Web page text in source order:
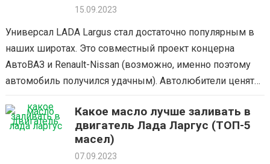
15.09.2023
Универсал LADA Largus стал достаточно популярным в
наших широтах. Это совместный проект концерна
АвтоВАЗ и Renault-Nissan (возможно, именно поэтому
автомобиль получился удачным). Автолюбители ценят
грузоподъёмность и отличные…Какое масло лучше заливать в
двигатель Лада Ларгус (ТОП-5
масел)
07.09.2023